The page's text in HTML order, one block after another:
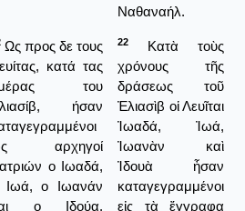
Ναθαναήλ.
Ως προς δε τους
κατά τας
του
ήσαν
αρχηγοί
ο Ιωαδά,
Ιωά, ο Ιωανάν
ο Ιδούα.
22
Κατὰ τοὺς
χρόνους τῆς
δράσεως τοῦ
Ἐλιασὶβ οἱ Λευῖται
Ἰωαδά, Ἰωά,
Ἰωανὰν καὶ
Ἰδουὰ ἦσαν
καταγεγραμμένοι
εἰς τὰ ἔγγραφα